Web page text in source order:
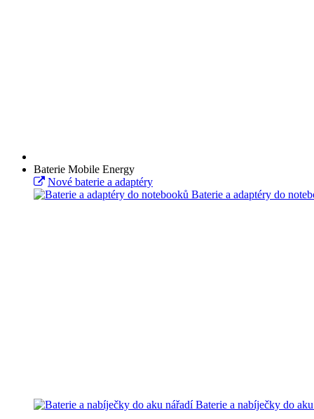
Baterie Mobile Energy
Nové baterie a adaptéry
Baterie a adaptéry do
Baterie a nabíječky do